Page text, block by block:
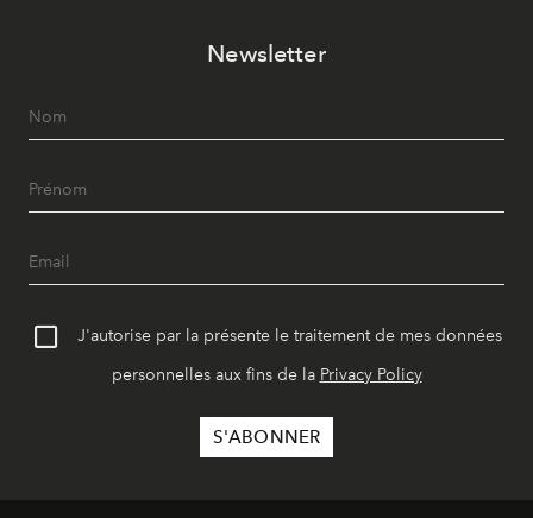
Newsletter
J'autorise par la présente le traitement de mes données
personnelles aux fins de la Privacy Policy